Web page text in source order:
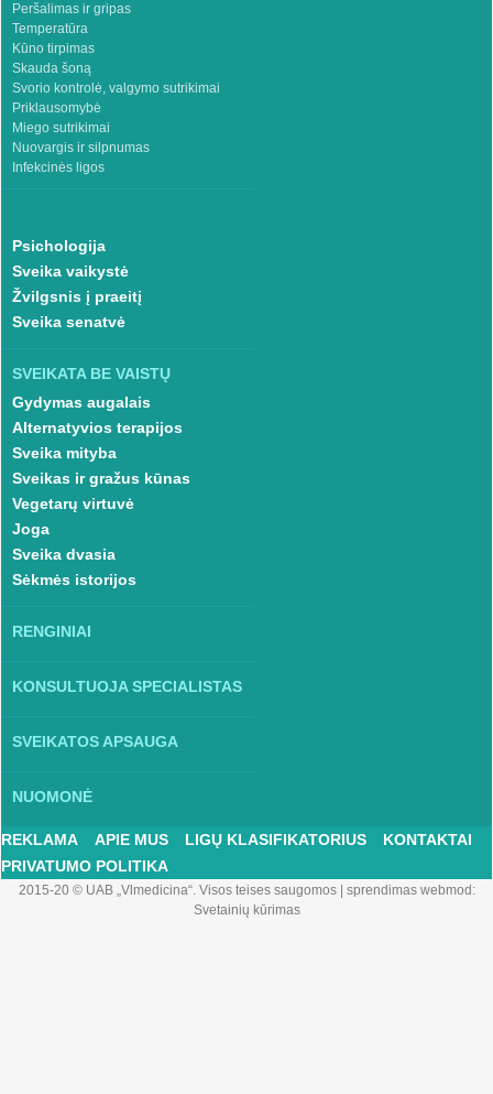
Peršalimas ir gripas
Temperatūra
Kūno tirpimas
Skauda šoną
Svorio kontrolė, valgymo sutrikimai
Priklausomybė
Miego sutrikimai
Nuovargis ir silpnumas
Infekcinės ligos
Psichologija
Sveika vaikystė
Žvilgsnis į praeitį
Sveika senatvė
SVEIKATA BE VAISTŲ
Gydymas augalais
Alternatyvios terapijos
Sveika mityba
Sveikas ir gražus kūnas
Vegetarų virtuvė
Joga
Sveika dvasia
Sėkmės istorijos
RENGINIAI
KONSULTUOJA SPECIALISTAS
SVEIKATOS APSAUGA
NUOMONĖ
REKLAMA APIE MUS LIGŲ KLASIFIKATORIUS
KONTAKTAI
PRIVATUMO POLITIKA
2015-20 © UAB „Vlmedicina“. Visos teises saugomos| sprendimas webmod:
Svetainių kūrimas